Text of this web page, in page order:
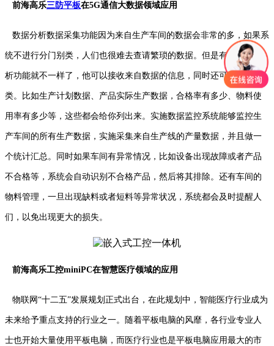
前海高乐三防平板在5G通信大数据领域应用
数据分析数据采集功能因为来自生产车间的数据会非常的多，如果系
统不进行分门别类，人们也很难去查请繁琐的数据。但是有了数据分
析功能就不一样了，他可以接收来自数据的信息，同时还可以进行分
类。比如生产计划数据、产品实际生产数据，合格率有多少、物料使
用率有多少等，这些都会给你列出来。实施数据监控系统能够监控生
产车间的所有生产数据，实施采集来自生产线的产量数据，并且做一
个统计汇总。同时如果车间有异常情况，比如设备出现故障或者产品
不合格等，系统会自动识别不合格产品，然后将其排除。还有车间的
物料管理，一旦出现缺料或者短料等异常状况，系统都会及时提醒人
们，以免出现更大的损失。
前海高乐工控miniPC在智慧医疗领域的应用
物联网“十二五”发展规划正式出台，在此规划中，智能医疗行业成为
未来给予重点支持的行业之一。随着平板电脑的风靡，各行业专业人
士也开始大量使用平板电脑，而医疗行业也是平板电脑应用最大的市